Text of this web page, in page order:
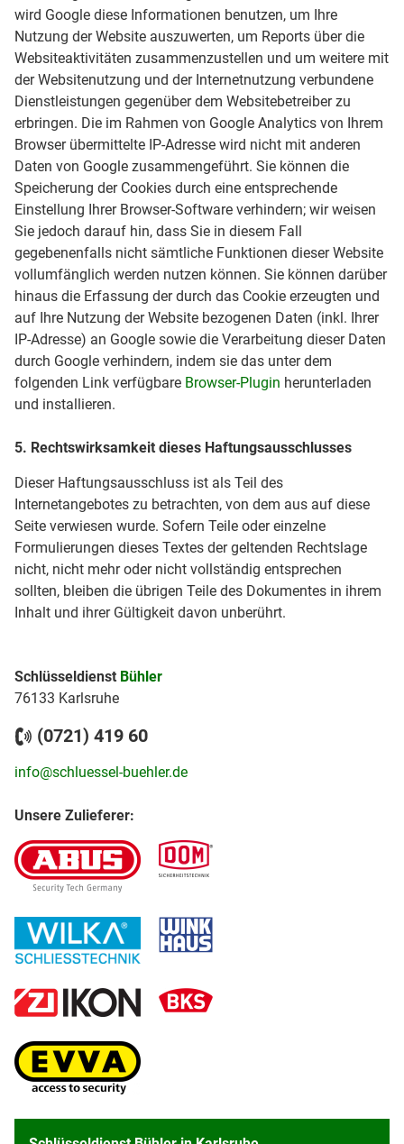
wird Google diese Informationen benutzen, um Ihre
Nutzung der Website auszuwerten, um Reports über die
Websiteaktivitäten zusammenzustellen und um weitere mit
der Websitenutzung und der Internetnutzung verbundene
Dienstleistungen gegenüber dem Websitebetreiber zu
erbringen. Die im Rahmen von Google Analytics von Ihrem
Browser übermittelte IP-Adresse wird nicht mit anderen
Daten von Google zusammengeführt. Sie können die
Speicherung der Cookies durch eine entsprechende
Einstellung Ihrer Browser-Software verhindern; wir weisen
Sie jedoch darauf hin, dass Sie in diesem Fall
gegebenenfalls nicht sämtliche Funktionen dieser Website
vollumfänglich werden nutzen können. Sie können darüber
hinaus die Erfassung der durch das Cookie erzeugten und
auf Ihre Nutzung der Website bezogenen Daten (inkl. Ihrer
IP-Adresse) an Google sowie die Verarbeitung dieser Daten
durch Google verhindern, indem sie das unter dem
folgenden Link verfügbare Browser-Plugin herunterladen
und installieren.
5. Rechtswirksamkeit dieses Haftungsausschlusses
Dieser Haftungsausschluss ist als Teil des
Internetangebotes zu betrachten, von dem aus auf diese
Seite verwiesen wurde. Sofern Teile oder einzelne
Formulierungen dieses Textes der geltenden Rechtslage
nicht, nicht mehr oder nicht vollständig entsprechen
sollten, bleiben die übrigen Teile des Dokumentes in ihrem
Inhalt und ihrer Gültigkeit davon unberührt.
Schlüsseldienst Bühler
76133 Karlsruhe
(0721) 419 60
info@schluessel-buehler.de
Unsere Zulieferer: